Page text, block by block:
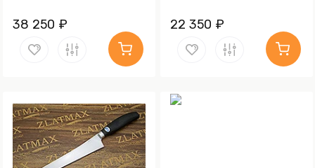
38 250 ₽ 22 350 ₽